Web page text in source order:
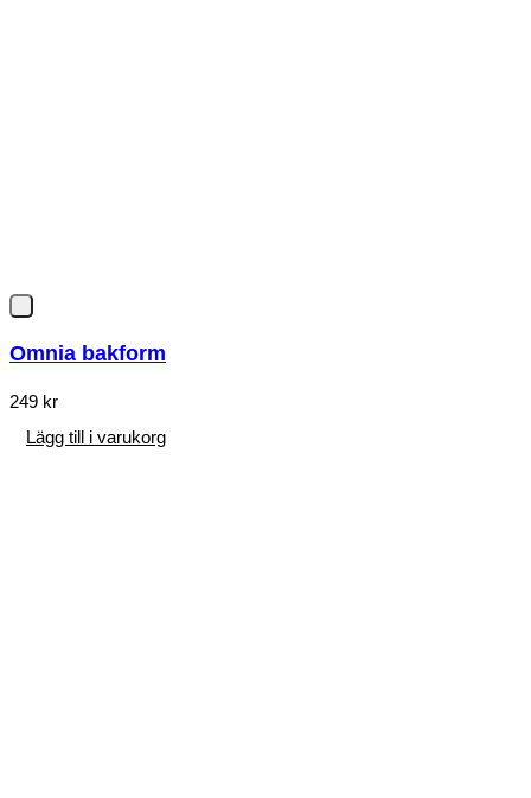
Omnia bakform
249 kr
Lägg till i varukorg